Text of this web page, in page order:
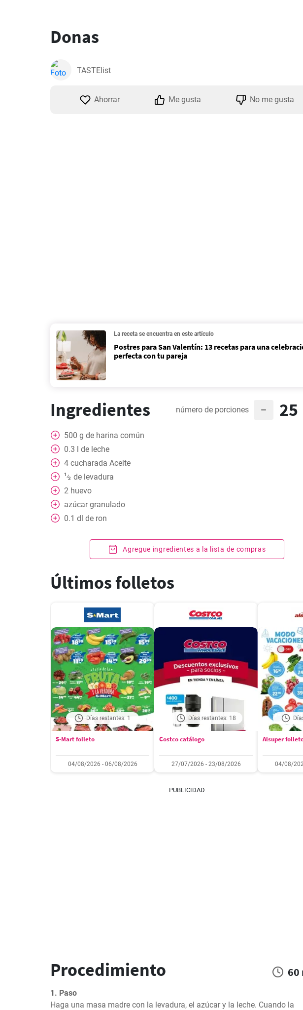
Donas
TASTElist
Ahorrar Me gusta No me gusta
La receta se encuentra en este artículo
Postres para San Valentín: 13 recetas para una
perfecta con tu pareja
Ingredientes número de porciones 25
500 g de harina común
0.3 l de leche
4 cucharada Aceite
1⁄2 de levadura
2 huevo
azúcar granulado
0.1 dl de ron
Agregue ingredientes a la lista de compras
Últimos folletos
Días restantes: 1
S-Mart folleto
04/08/2026 - 06/08/2026
Días restantes: 18
Costco catálogo
27/07/2026 - 23/08/2026
Alsuper
04/08/
PUBLICIDAD
Procedimiento 60
1. Paso
Haga una masa madre con la levadura, el azúcar y la leche. Cuando la